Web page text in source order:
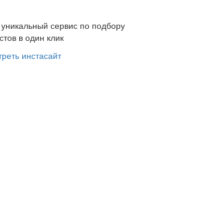
сервис по подбору
в один клик
инстасайт